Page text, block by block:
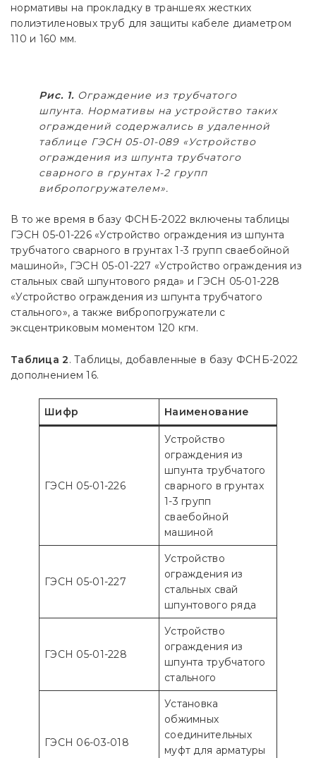
нормативы на прокладку в траншеях жестких
полиэтиленовых труб для защиты кабеле диаметром
110 и 160 мм.
Рис. 1. Ограждение из трубчатого
шпунта. Нормативы на устройство таких
ограждений содержались в удаленной
таблице ГЭСН 05-01-089 «Устройство
ограждения из шпунта трубчатого
сварного в грунтах 1-2 групп
вибропогружателем».
В то же время в базу ФСНБ-2022 включены таблицы
ГЭСН 05-01-226 «Устройство ограждения из шпунта
трубчатого сварного в грунтах 1-3 групп сваебойной
машиной», ГЭСН 05-01-227 «Устройство ограждения из
стальных свай шпунтового ряда» и ГЭСН 05-01-228
«Устройство ограждения из шпунта трубчатого
стального», а также вибропогружатели с
эксцентриковым моментом 120 кгм.
Таблица 2. Таблицы, добавленные в базу ФСНБ-2022
дополнением 16.
Шифр Наименование
ГЭСН 05-01-226
Устройство
ограждения из
шпунта трубчатого
сварного в грунтах
1-3 групп
сваебойной
машиной
ГЭСН 05-01-227
Устройство
ограждения из
стальных свай
шпунтового ряда
ГЭСН 05-01-228
Устройство
ограждения из
шпунта трубчатого
стального
ГЭСН 06-03-018
Установка
обжимных
соединительных
муфт для арматуры